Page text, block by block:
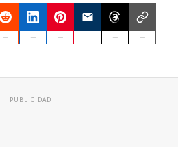
PUBLICIDAD